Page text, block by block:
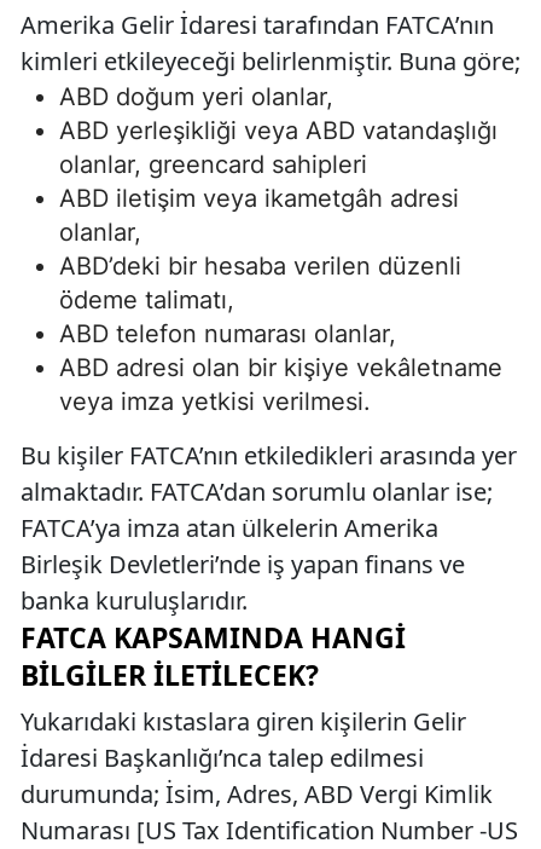
Amerika Gelir İdaresi tarafından FATCA’nın
kimleri etkileyeceği belirlenmiştir. Buna göre;
ABD doğum yeri olanlar,
ABD yerleşikliği veya ABD vatandaşlığı
olanlar, greencard sahipleri
ABD iletişim veya ikametgâh adresi
olanlar,
ABD’deki bir hesaba verilen düzenli
ödeme talimatı,
ABD telefon numarası olanlar,
ABD adresi olan bir kişiye vekâletname
veya imza yetkisi verilmesi.
Bu kişiler FATCA’nın etkiledikleri arasında yer
almaktadır. FATCA’dan sorumlu olanlar ise;
FATCA’ya imza atan ülkelerin Amerika
Birleşik Devletleri’nde iş yapan finans ve
banka kuruluşlarıdır.
FATCA KAPSAMINDA HANGI
BILGILER İLETILECEK?
Yukarıdaki kıstaslara giren kişilerin Gelir
İdaresi Başkanlığı’nca talep edilmesi
durumunda; İsim, Adres, ABD Vergi Kimlik
Numarası [US Tax Identification Number -US